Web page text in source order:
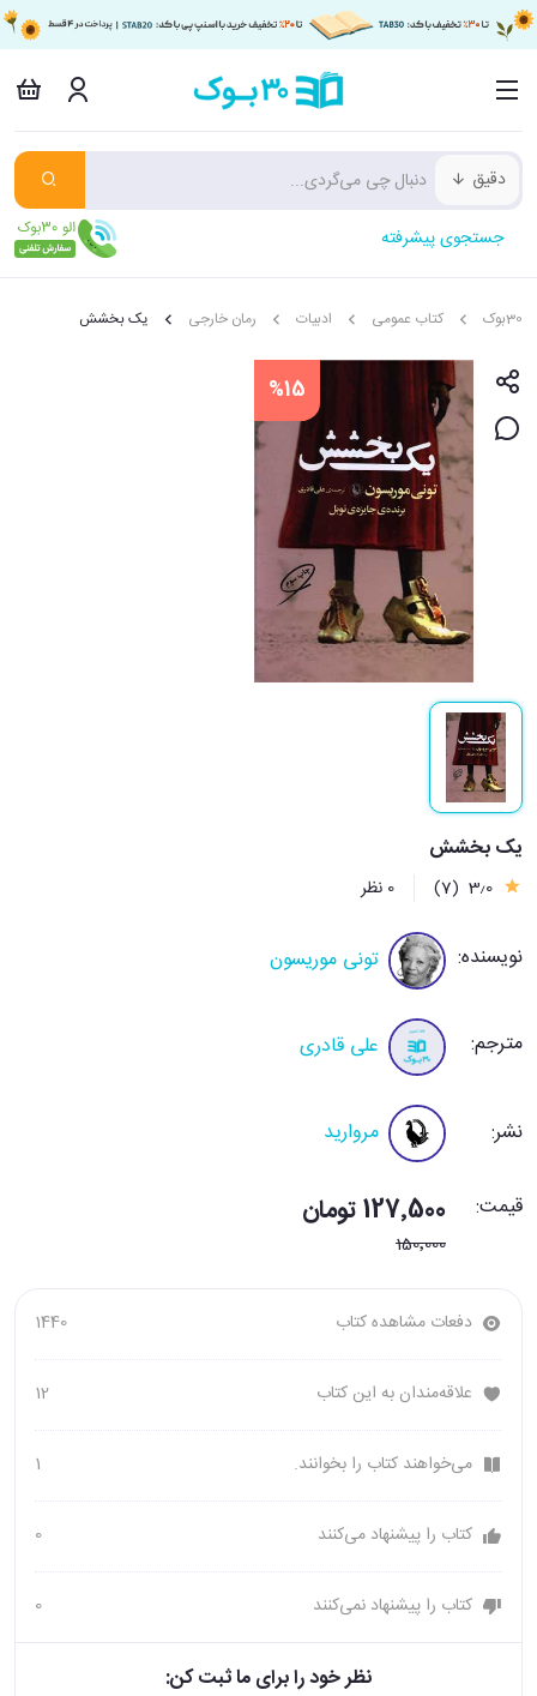
دقیق
جستجوی پیشرفته
30بوک کتاب عمومی ادبیات رمان خارجی یک بخشش
%15
یک بخشش
3٫0 (7) 0 نظر
نویسنده: تونی موریسون
مترجم: علی قادری
نشر: مروارید
قیمت: 127٬500 تومان
150٬000
دفعات مشاهده کتاب 1440
علاقه‌مندان به این کتاب 12
می‌خواهند کتاب را بخوانند. 1
کتاب را پیشنهاد می‌کنند 0
کتاب را پیشنهاد نمی‌کنند 0
نظر خود را برای ما ثبت کن: